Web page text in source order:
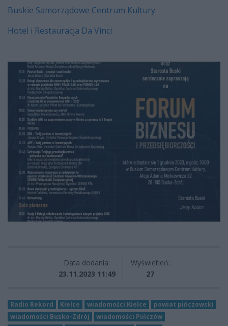
Buskie Samorządowe Centrum Kultury
Hotel i Restauracja Da Vinci
Data dodania:
23.11.2023 11:49
Wyświetleń:
27
Radio Rekord Kielce wiadomości Kielce
powiat pińczowski
wiadomości Busko-Zdrój
wiadomości Pińczów